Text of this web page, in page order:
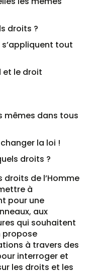
droits ?
tout
et le droit
mêmes dans tous
la loi !
droits ?
droits de l’Homme
à
pour une
aux
qui souhaitent
propose
à travers des
interroger et
les droits et les